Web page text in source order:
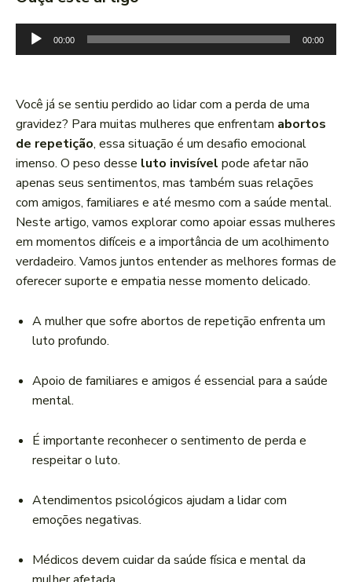
o
d
o
r
d
e
á
u
d
i
o
00:00 00:00
Você já se sentiu perdido ao lidar com a perda de uma
gravidez? Para muitas mulheres que enfrentam abortos
de repetição, essa situação é um desafio emocional
imenso. O peso desse luto invisível pode afetar não
apenas seus sentimentos, mas também suas relações
com amigos, familiares e até mesmo com a saúde mental.
Neste artigo, vamos explorar como apoiar essas mulheres
em momentos difíceis e a importância de um acolhimento
verdadeiro. Vamos juntos entender as melhores formas de
oferecer suporte e empatia nesse momento delicado.
A mulher que sofre abortos de repetição enfrenta um
luto profundo.
Apoio de familiares e amigos é essencial para a saúde
mental.
É importante reconhecer o sentimento de perda e
respeitar o luto.
Atendimentos psicológicos ajudam a lidar com
emoções negativas.
Médicos devem cuidar da saúde física e mental da